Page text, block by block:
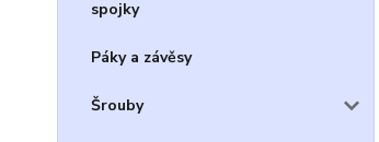
spojky
Páky a závěsy
Šrouby